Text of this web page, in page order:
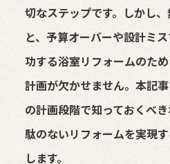
切なステップです。しかし
と、予算オーバーや設計ミ
功する浴室リフォームのた
計画が欠かせません。本記
の計画段階で知っておくべ
駄のないリフォームを実現
します。